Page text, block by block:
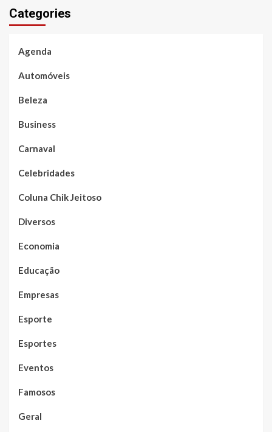
Categories
Agenda
Automóveis
Beleza
Business
Carnaval
Celebridades
Coluna Chik Jeitoso
Diversos
Economia
Educação
Empresas
Esporte
Esportes
Eventos
Famosos
Geral